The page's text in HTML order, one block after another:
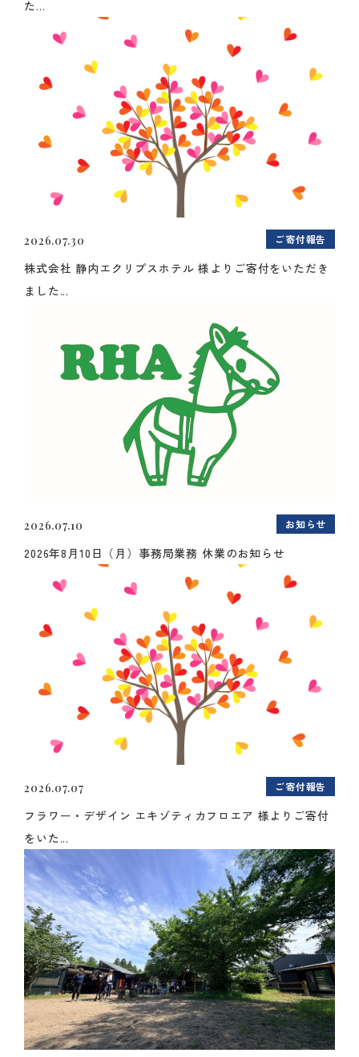
た...
2026.07.30 ご寄付報告
株式会社 静内エクリプスホテル 様よりご寄付をいただき
ました...
2026.07.10 お知らせ
2026年8月10日（月）事務局業務 休業のお知らせ
2026.07.07 ご寄付報告
フラワー・デザイン エキゾティカフロエア 様よりご寄付
をいた...